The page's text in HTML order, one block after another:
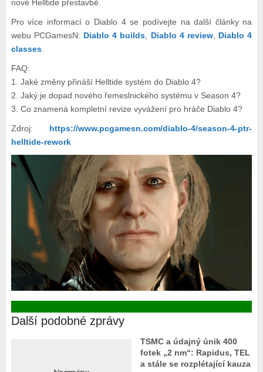
nové Helltide přestavbě.
Pro více informací o Diablo 4 se podívejte na další články na
webu PCGamesN: Diablo 4 builds Diablo 4 review
Diablo 4
classes.
FAQ:
1. Jaké změny přináší Helltide systém do Diablo 4?
2. Jaký je dopad nového řemeslnického systému v Season 4?
3. Co znamená kompletní revize vyvážení pro hráče Diablo 4?
Zdroj: https://www.pcgamesn.com/diablo-4/season-4-ptr-
helltide-rework
Další podobné zprávy
TSMC a údajný únik 400
fotek „2 nm“: Rapidus, TEL
a stále se rozplétající kauza